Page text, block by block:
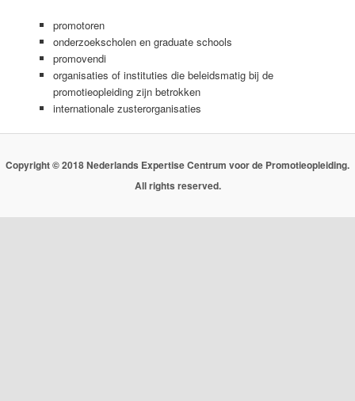
promotoren
onderzoekscholen en graduate schools
promovendi
organisaties of instituties die beleidsmatig bij de
promotieopleiding zijn betrokken
internationale zusterorganisaties
Copyright © 2018 Nederlands Expertise Centrum voor de Promotieopleiding.
All rights reserved.